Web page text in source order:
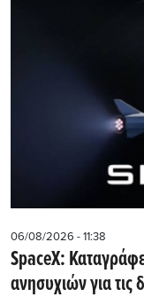
06/08/2026 - 11:38
SpaceX:
ανησυχιών για τις